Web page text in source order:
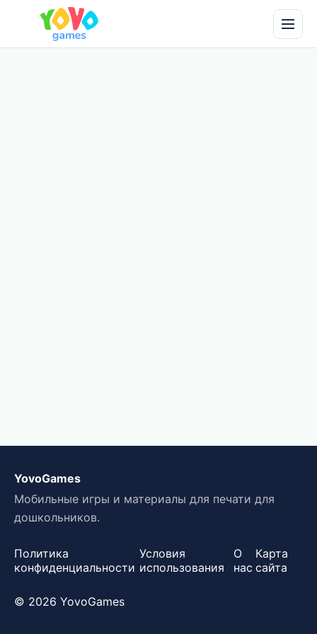
YovoGames
Мобильные игры и материалы для печати для
дошкольников.
Политика
конфиденциальности
Условия
использования
О
нас
Карта
сайта
© 2026 YovoGames